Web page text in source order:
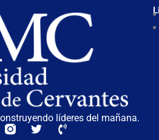
líderes del mañana.